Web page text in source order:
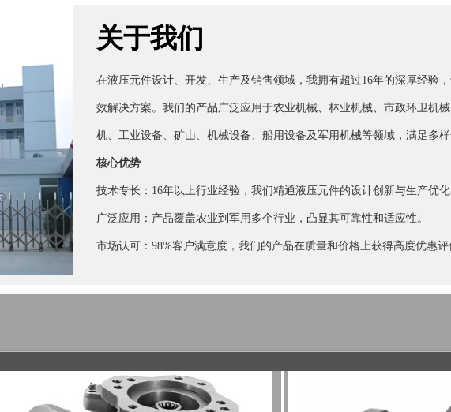
关于我们
在液压元件设计、开发、生产及销售领域，我拥有超过16年的深厚经验
效解决方案。我们的产品广泛应用于农业机械、林业机械、市政环卫机
机、工业设备、矿山、机械设备、船用设备及军用机械等领域，满足多样
核心优势
技术专长：16年以上行业经验，我们精通液压元件的设计创新与生产优化
广泛应用：产品覆盖农业到军用多个行业，凸显其可靠性和适应性。
市场认可：98%客户满意度，我们的产品在质量和价格上获得高度优惠评